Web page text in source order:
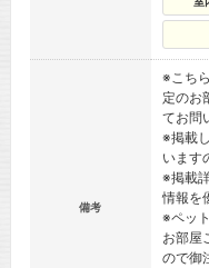
備考
※こち
定のお
てお問
※掲載
います
※掲載
情報を
※ペッ
お部屋
ので御